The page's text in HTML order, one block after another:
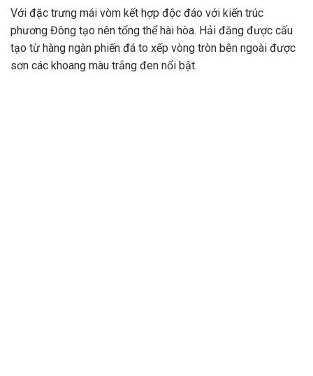
Với đặc trưng mái vòm kết hợp độc đáo với kiến trúc
phương Đông tạo nên tổng thể hài hòa. Hải đăng được cấu
tạo từ hàng ngàn phiến đá to xếp vòng tròn bên ngoài được
sơn các khoang màu trắng đen nổi bật.